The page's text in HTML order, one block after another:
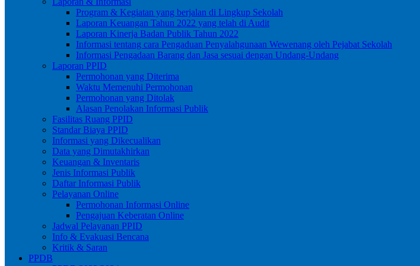
Program & Kegiatan yang berjalan di Lingkup Sekolah
Laporan Keuangan Tahun 2022 yang telah di Audit
Laporan Kinerja Badan Publik Tahun 2022
Informasi tentang cara Pengaduan Penyalahgunaan Wewenang oleh Pejabat Sekolah
Informasi Pengadaan Barang dan Jasa sesuai dengan Undang-Undang
Laporan PPID
Permohonan yang Diterima
Waktu Memenuhi Permohonan
Permohonan yang Ditolak
Alasan Penolakan Informasi Publik
Fasilitas Ruang PPID
Standar Biaya PPID
Informasi yang Dikecualikan
Data yang Dimutakhirkan
Keuangan & Inventaris
Jenis Informasi Publik
Daftar Informasi Publik
Pelayanan Online
Permohonan Informasi Online
Pengajuan Keberatan Online
Jadwal Pelayanan PPID
Info & Evakuasi Bencana
Kritik & Saran
PPDB